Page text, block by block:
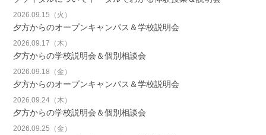
2026.09.15（火）
夕方からのオープンキャンパス＆学校説明会
2026.09.17（木）
夕方からの学校説明会＆個別相談会
2026.09.18（金）
夕方からのオープンキャンパス＆学校説明会
2026.09.24（木）
夕方からの学校説明会＆個別相談会
2026.09.25（金）